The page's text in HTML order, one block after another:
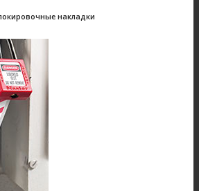
накладки